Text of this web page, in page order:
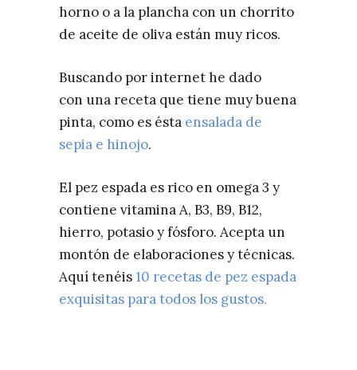
horno o a la plancha con un chorrito
de aceite de oliva están muy ricos.
Buscando por internet he dado
con una receta que tiene muy buena
pinta, como es ésta ensalada de
sepia e hinojo.
El pez espada es rico en omega 3 y
contiene vitamina A, B3, B9, B12,
hierro, potasio y fósforo. Acepta un
montón de elaboraciones y técnicas.
Aquí tenéis10 recetas de pez espada
exquisitas para todos los gustos.